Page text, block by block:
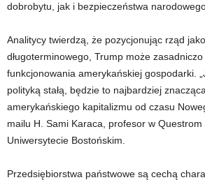
dobrobytu, jak i bezpieczeństwa
Analitycy twierdzą, że pozycjonując rząd
długoterminowego, Trump może
funkcjonowania amerykańskiej gospodarki.
polityką stałą, będzie to najbardziej
amerykańskiego kapitalizmu od czasu
mailu H. Sami Karaca, profesor w
Uniwersytecie Bostońskim.
Przedsiębiorstwa państwowe są cechą